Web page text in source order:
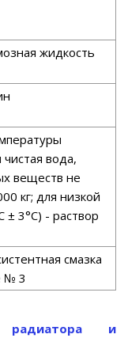
жидкость
вода,
веществ не
кг; для низкой
± 3°С) - раствор
смазка
№ 3
и